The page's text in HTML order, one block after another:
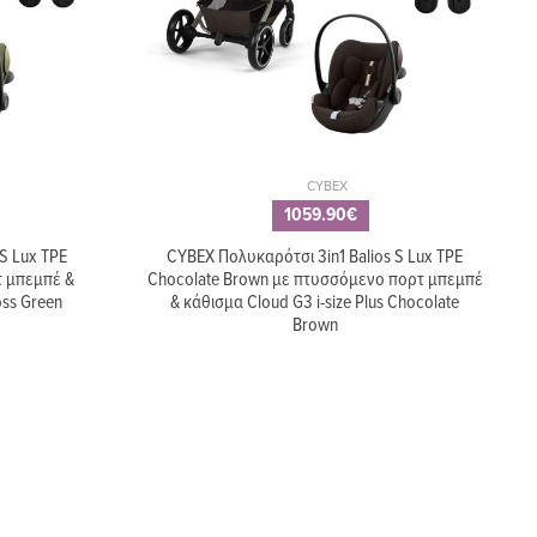
360
Πορτ Μπεμπέ / Κάθισμα
229.99€
Βάση Nuna BASE next
Lux TPE
μπεμπέ &
Green
CYBEX
1059.90€
CYBEX Πολυκαρότσι 3in1 Balios S Lux TPE
Chocolate Brown με πτυσσόμενο πορτ μπεμπέ
& κάθισμα Cloud G3 i-size Plus Chocolate
Brown